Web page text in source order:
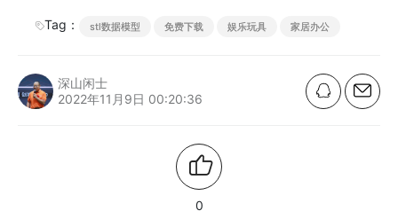
Tag： stl数据模型 免费下载 娱乐玩具 家居办公
深山闲士
2022年11月9日 00:20:36
0